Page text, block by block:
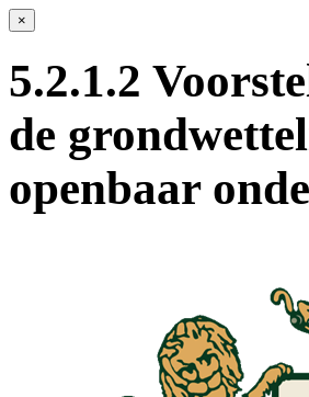
×
5.2.1.2
de
openbaar